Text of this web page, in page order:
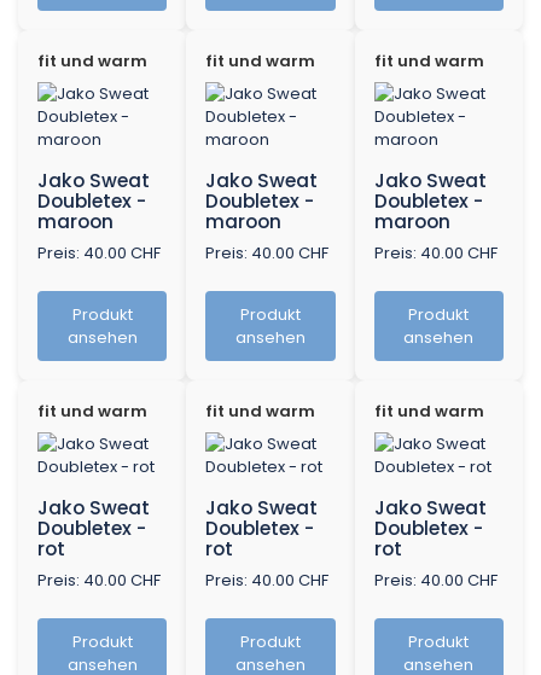
fit und warm
Jako Sweat
Doubletex -
maroon
Preis: 40.00 CHF
Produkt
ansehen
fit und warm
Jako Sweat
Doubletex -
maroon
Preis: 40.00 CHF
Produkt
ansehen
fit und warm
Jako Sweat
Doubletex -
maroon
Preis: 40.00 CHF
Produkt
ansehen
fit und warm
Jako Sweat
Doubletex -
rot
Preis: 40.00 CHF
Produkt
ansehen
fit und warm
Jako Sweat
Doubletex -
rot
Preis: 40.00 CHF
Produkt
ansehen
fit und warm
Jako Sweat
Doubletex -
rot
Preis: 40.00 CHF
Produkt
ansehen